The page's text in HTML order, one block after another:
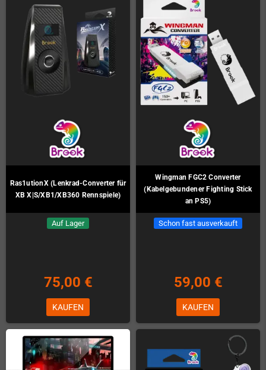
Ras1utionX (Lenkrad-Converter für
XB X|S/XB1/XB360 Rennspiele)
Auf Lager
75,00 €
KAUFEN
Wingman FGC2 Converter
(Kabelgebundener Fighting Stick
an PS5)
Schon fast ausverkauft
59,00 €
KAUFEN